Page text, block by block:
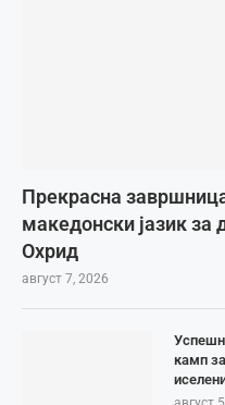
Прекрасна
македонски јазик за
Охрид
август 7, 2026
камп